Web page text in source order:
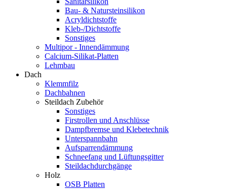
Bau- & Natursteinsilikon
Acryldichtstoffe
Kleb-/Dichtstoffe
Sonstiges
Multipor - Innendämmung
Calcium-Silikat-Platten
Lehmbau
Dach
Klemmfilz
Dachbahnen
Steildach Zubehör
Sonstiges
Firstrollen und Anschlüsse
Dampfbremse und Klebetechnik
Unterspannbahn
Aufsparrendämmung
Schneefang und Lüftungsgitter
Steildachdurchgänge
Holz
OSB Platten